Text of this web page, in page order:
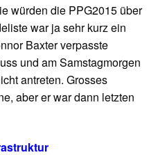
würden die PPG2015 über
war ja sehr kurz ein
Baxter verpasste
und am Samstagmorgen
antreten. Grosses
aber er war dann letzten